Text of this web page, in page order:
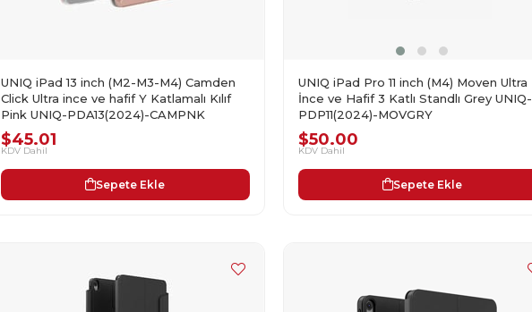
UNIQ iPad 13 inch (M2-M3-M4) Camden
Click Ultra ince ve hafif Y Katlamalı Kılıf
Pink UNIQ-PDA13(2024)-CAMPNK
$45.01
KDV Dahil
Sepete Ekle
UNIQ iPad Pro 11 inch (M4) Moven Ultra
İnce ve Hafif 3 Katlı Standlı Grey UNIQ-
PDP11(2024)-MOVGRY
$50.00
KDV Dahil
Sepete Ekle